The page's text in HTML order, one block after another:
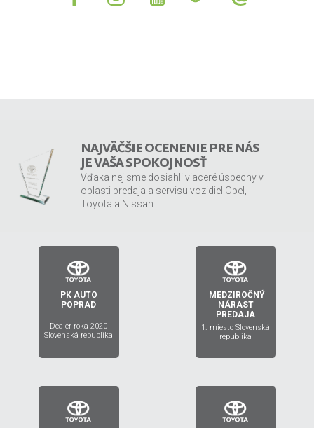
NAJVÄČŠIE OCENENIE PRE NÁS
JE VAŠA SPOKOJNOSŤ
Vďaka nej sme dosiahli viaceré úspechy v
oblasti predaja a servisu vozidiel Opel,
Toyota a Nissan.
2020
PK AUTO
POPRAD
Dealer roka 2020
Slovenská republika
2019
MEDZIROČNÝ
NÁRAST
PREDAJA
1. miesto Slovenská
republika